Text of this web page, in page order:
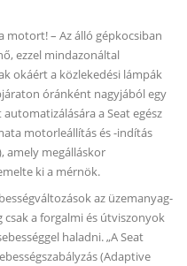
motort! – Az álló gépkocsiban
ezzel mindazonáltal
okáért a közlekedési lámpák
óránként nagyjából egy
a Seat egész
motorleállítás és -indítás
amely megálláskor
ki a mérnök.
az üzemanyag-
csak a forgalmi és útviszonyok
haladni. „A Seat
(Adaptive